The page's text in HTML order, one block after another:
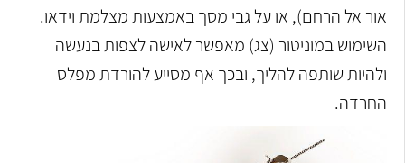
אור אל הרחם), או על גבי מסך באמצעות מצלמת וידאו.
השימוש במוניטור (צג) מאפשר לאישה לצפות בנעשה
ולהיות שותפה להליך, ובכך אף מסייע להורדת מפלס
החרדה.